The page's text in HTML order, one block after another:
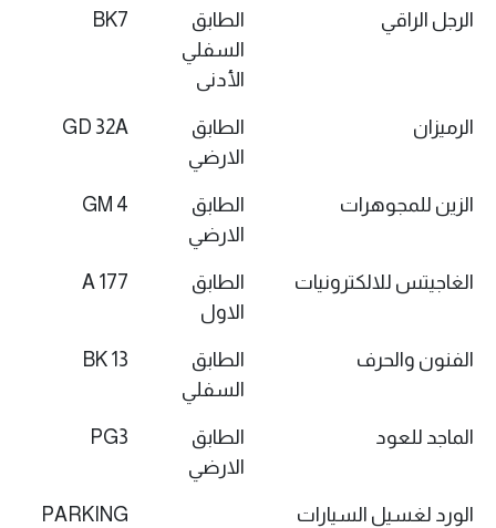
الرجل الراقي
الطابق
السفلي
الأدنى
BK7
الرميزان
الطابق
الارضي
GD 32A
الزين للمجوهرات
الطابق
الارضي
GM 4
الغاجيتس للالكترونيات
الطابق
الاول
177 A
الفنون والحرف
الطابق
السفلي
BK 13
الماجد للعود
الطابق
الارضي
PG3
الورد لغسيل السيارات
PARKING